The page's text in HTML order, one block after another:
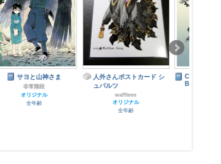
人外さんポストカード シ
ュバルツ
waffleee
オリジナル
Chess pieces Art Book-
Blance-
オリジナル